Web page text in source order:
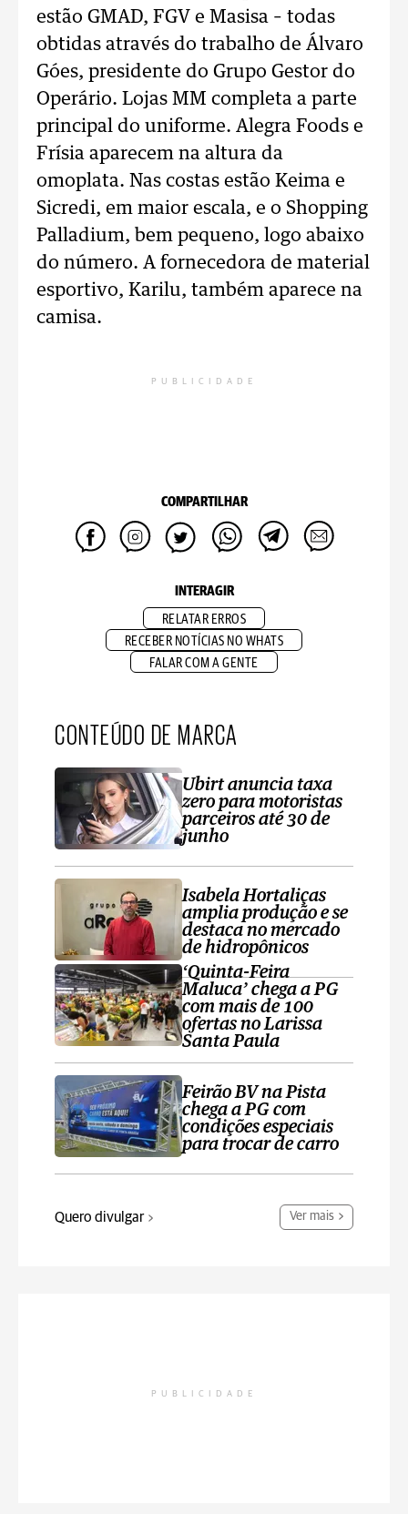
estão GMAD, FGV e Masisa – todas
obtidas através do trabalho de Álvaro
Góes, presidente do Grupo Gestor do
Operário. Lojas MM completa a parte
principal do uniforme. Alegra Foods e
Frísia aparecem na altura da
omoplata. Nas costas estão Keima e
Sicredi, em maior escala, e o Shopping
Palladium, bem pequeno, logo abaixo
do número. A fornecedora de material
esportivo, Karilu, também aparece na
camisa.
PUBLICIDADE
COMPARTILHAR
INTERAGIR
RELATAR ERROS
RECEBER NOTÍCIAS NO WHATS
FALAR COM A GENTE
CONTEÚDO DE MARCA
Ubirt anuncia taxa
zero para motoristas
parceiros até 30 de
junho
Isabela Hortaliças
amplia produção e se
destaca no mercado
de hidropônicos
‘Quinta-Feira
Maluca’ chega a PG
com mais de 100
ofertas no Larissa
Santa Paula
Feirão BV na Pista
chega a PG com
condições especiais
para trocar de carro
Quero divulgar Ver mais
PUBLICIDADE